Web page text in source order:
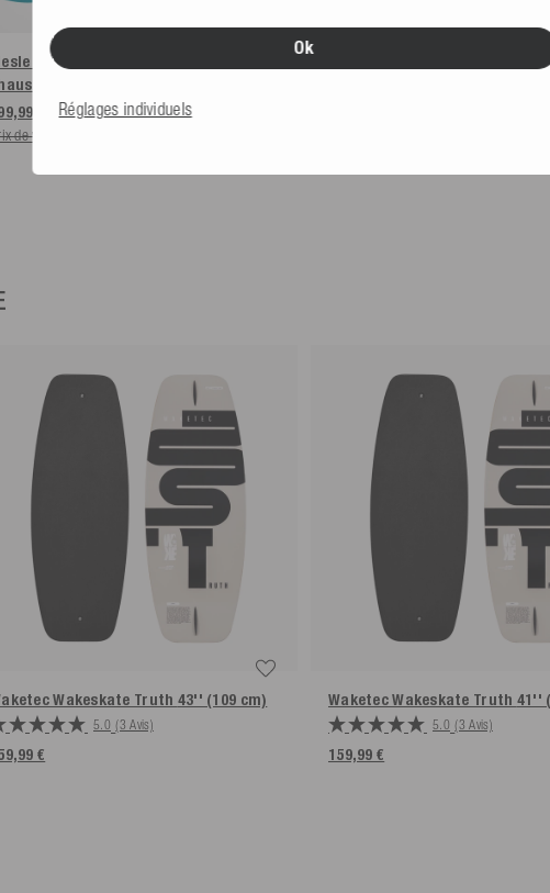
Pack Wakeboard PSX II avec
Core
€
de vente conseillé 779,99 €
Mesle Pack Wakeboard PSX II
Wakeskate Truth 43'' (109 cm)
5.0 (3 Avis)
€
Waketec Wakeskate Truth 41''
5.0 (3 Avis)
159,99 €
Ok
Réglages individuels